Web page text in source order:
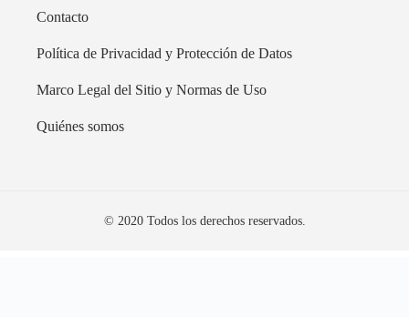
Contacto
Política de Privacidad y Protección de Datos
Marco Legal del Sitio y Normas de Uso
Quiénes somos
© 2020 Todos los derechos reservados.